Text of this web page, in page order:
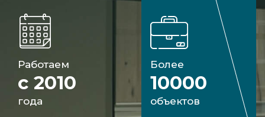
Работаем
с 2010
года
Более
10000
объектов